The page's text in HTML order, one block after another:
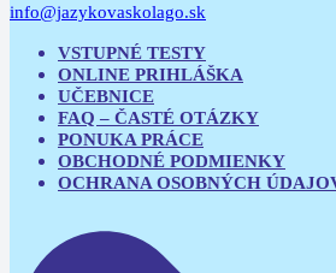
info@jazykovaskolago.sk
VSTUPNÉ TESTY
ONLINE PRIHLÁŠKA
UČEBNICE
FAQ – ČASTÉ OTÁZKY
PONUKA PRÁCE
OBCHODNÉ PODMIENKY
OCHRANA OSOBNÝCH